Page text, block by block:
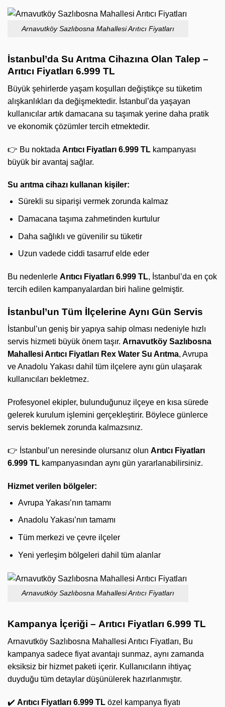
Arnavutköy Sazlıbosna Mahallesi Arıtıcı Fiyatları
İstanbul’da Su Arıtma Cihazına Olan Talep –
Arıtıcı Fiyatları 6.999 TL
Büyük şehirlerde yaşam koşulları değiştikçe su tüketim
alışkanlıkları da değişmektedir. İstanbul’da yaşayan
kullanıcılar artık damacana su taşımak yerine daha pratik
ve ekonomik çözümler tercih etmektedir.
👉 Bu noktada Arıtıcı Fiyatları 6.999 TL kampanyası
büyük bir avantaj sağlar.
Su arıtma cihazı kullanan kişiler:
Sürekli su siparişi vermek zorunda kalmaz
Damacana taşıma zahmetinden kurtulur
Daha sağlıklı ve güvenilir su tüketir
Uzun vadede ciddi tasarruf elde eder
Bu nedenlerle Arıtıcı Fiyatları 6.999 TL, İstanbul’da en çok
tercih edilen kampanyalardan biri haline gelmiştir.
İstanbul’un Tüm İlçelerine Aynı Gün Servis
İstanbul’un geniş bir yapıya sahip olması nedeniyle hızlı
servis hizmeti büyük önem taşır. Arnavutköy Sazlıbosna
Mahallesi Arıtıcı Fiyatları Rex Water Su Arıtma, Avrupa
ve Anadolu Yakası dahil tüm ilçelere aynı gün ulaşarak
kullanıcıları bekletmez.
Profesyonel ekipler, bulunduğunuz ilçeye en kısa sürede
gelerek kurulum işlemini gerçekleştirir. Böylece günlerce
servis beklemek zorunda kalmazsınız.
👉 İstanbul’un neresinde olursanız olun Arıtıcı Fiyatları
6.999 TL kampanyasından aynı gün yararlanabilirsiniz.
Hizmet verilen bölgeler:
Avrupa Yakası’nın tamamı
Anadolu Yakası’nın tamamı
Tüm merkezi ve çevre ilçeler
Yeni yerleşim bölgeleri dahil tüm alanlar
Arnavutköy Sazlıbosna Mahallesi Arıtıcı Fiyatları
Kampanya İçeriği – Arıtıcı Fiyatları 6.999 TL
Arnavutköy Sazlıbosna Mahallesi Arıtıcı Fiyatları, Bu
kampanya sadece fiyat avantajı sunmaz, aynı zamanda
eksiksiz bir hizmet paketi içerir. Kullanıcıların ihtiyaç
duyduğu tüm detaylar düşünülerek hazırlanmıştır.
✔️ Arıtıcı Fiyatları 6.999 TL özel kampanya fiyatı